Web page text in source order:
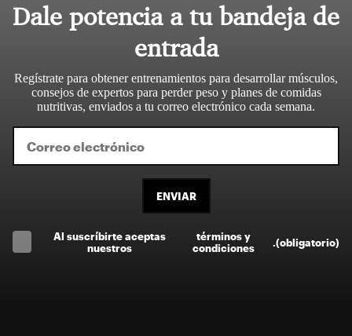
Dale potencia a tu bandeja de
entrada
Regístrate para obtener entrenamientos para desarrollar músculos,
consejos de expertos para perder peso y planes de comidas
nutritivas, enviados a tu correo electrónico cada semana.
ENVIAR
Al suscríbirte aceptas
nuestros
términos y
condiciones
(obligatorio)